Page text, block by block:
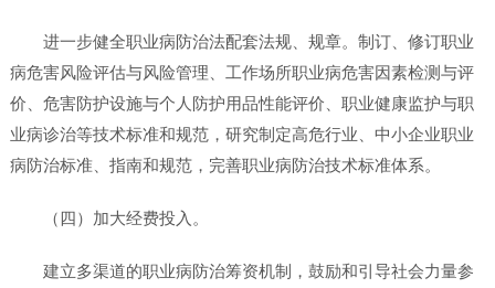
进一步健全职业病防治法配套法规、规章。制订、修订职业
病危害风险评估与风险管理、工作场所职业病危害因素检测与评
价、危害防护设施与个人防护用品性能评价、职业健康监护与职
业病诊治等技术标准和规范，研究制定高危行业、中小企业职业
病防治标准、指南和规范，完善职业病防治技术标准体系。
（四）加大经费投入。
建立多渠道的职业病防治筹资机制，鼓励和引导社会力量参